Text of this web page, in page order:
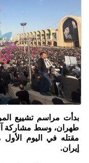
بدأت مراسم تشييع
مقتله في اليوم الأول
إيران.